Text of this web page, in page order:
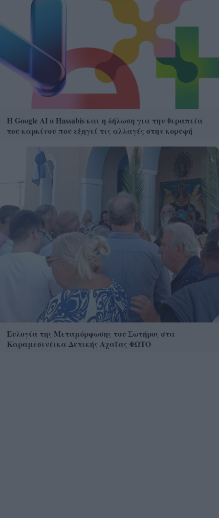
Η Google ΑΙ ο Hassabis και η δήλωση για την θεραπεία
του καρκίνου που εξηγεί τις αλλαγές στην κορυφή
Ευλογία της Μεταμόρφωσης του Σωτήρος στα
Καραμεσινέικα Δυτικής Αχαΐας ΦΩΤΟ